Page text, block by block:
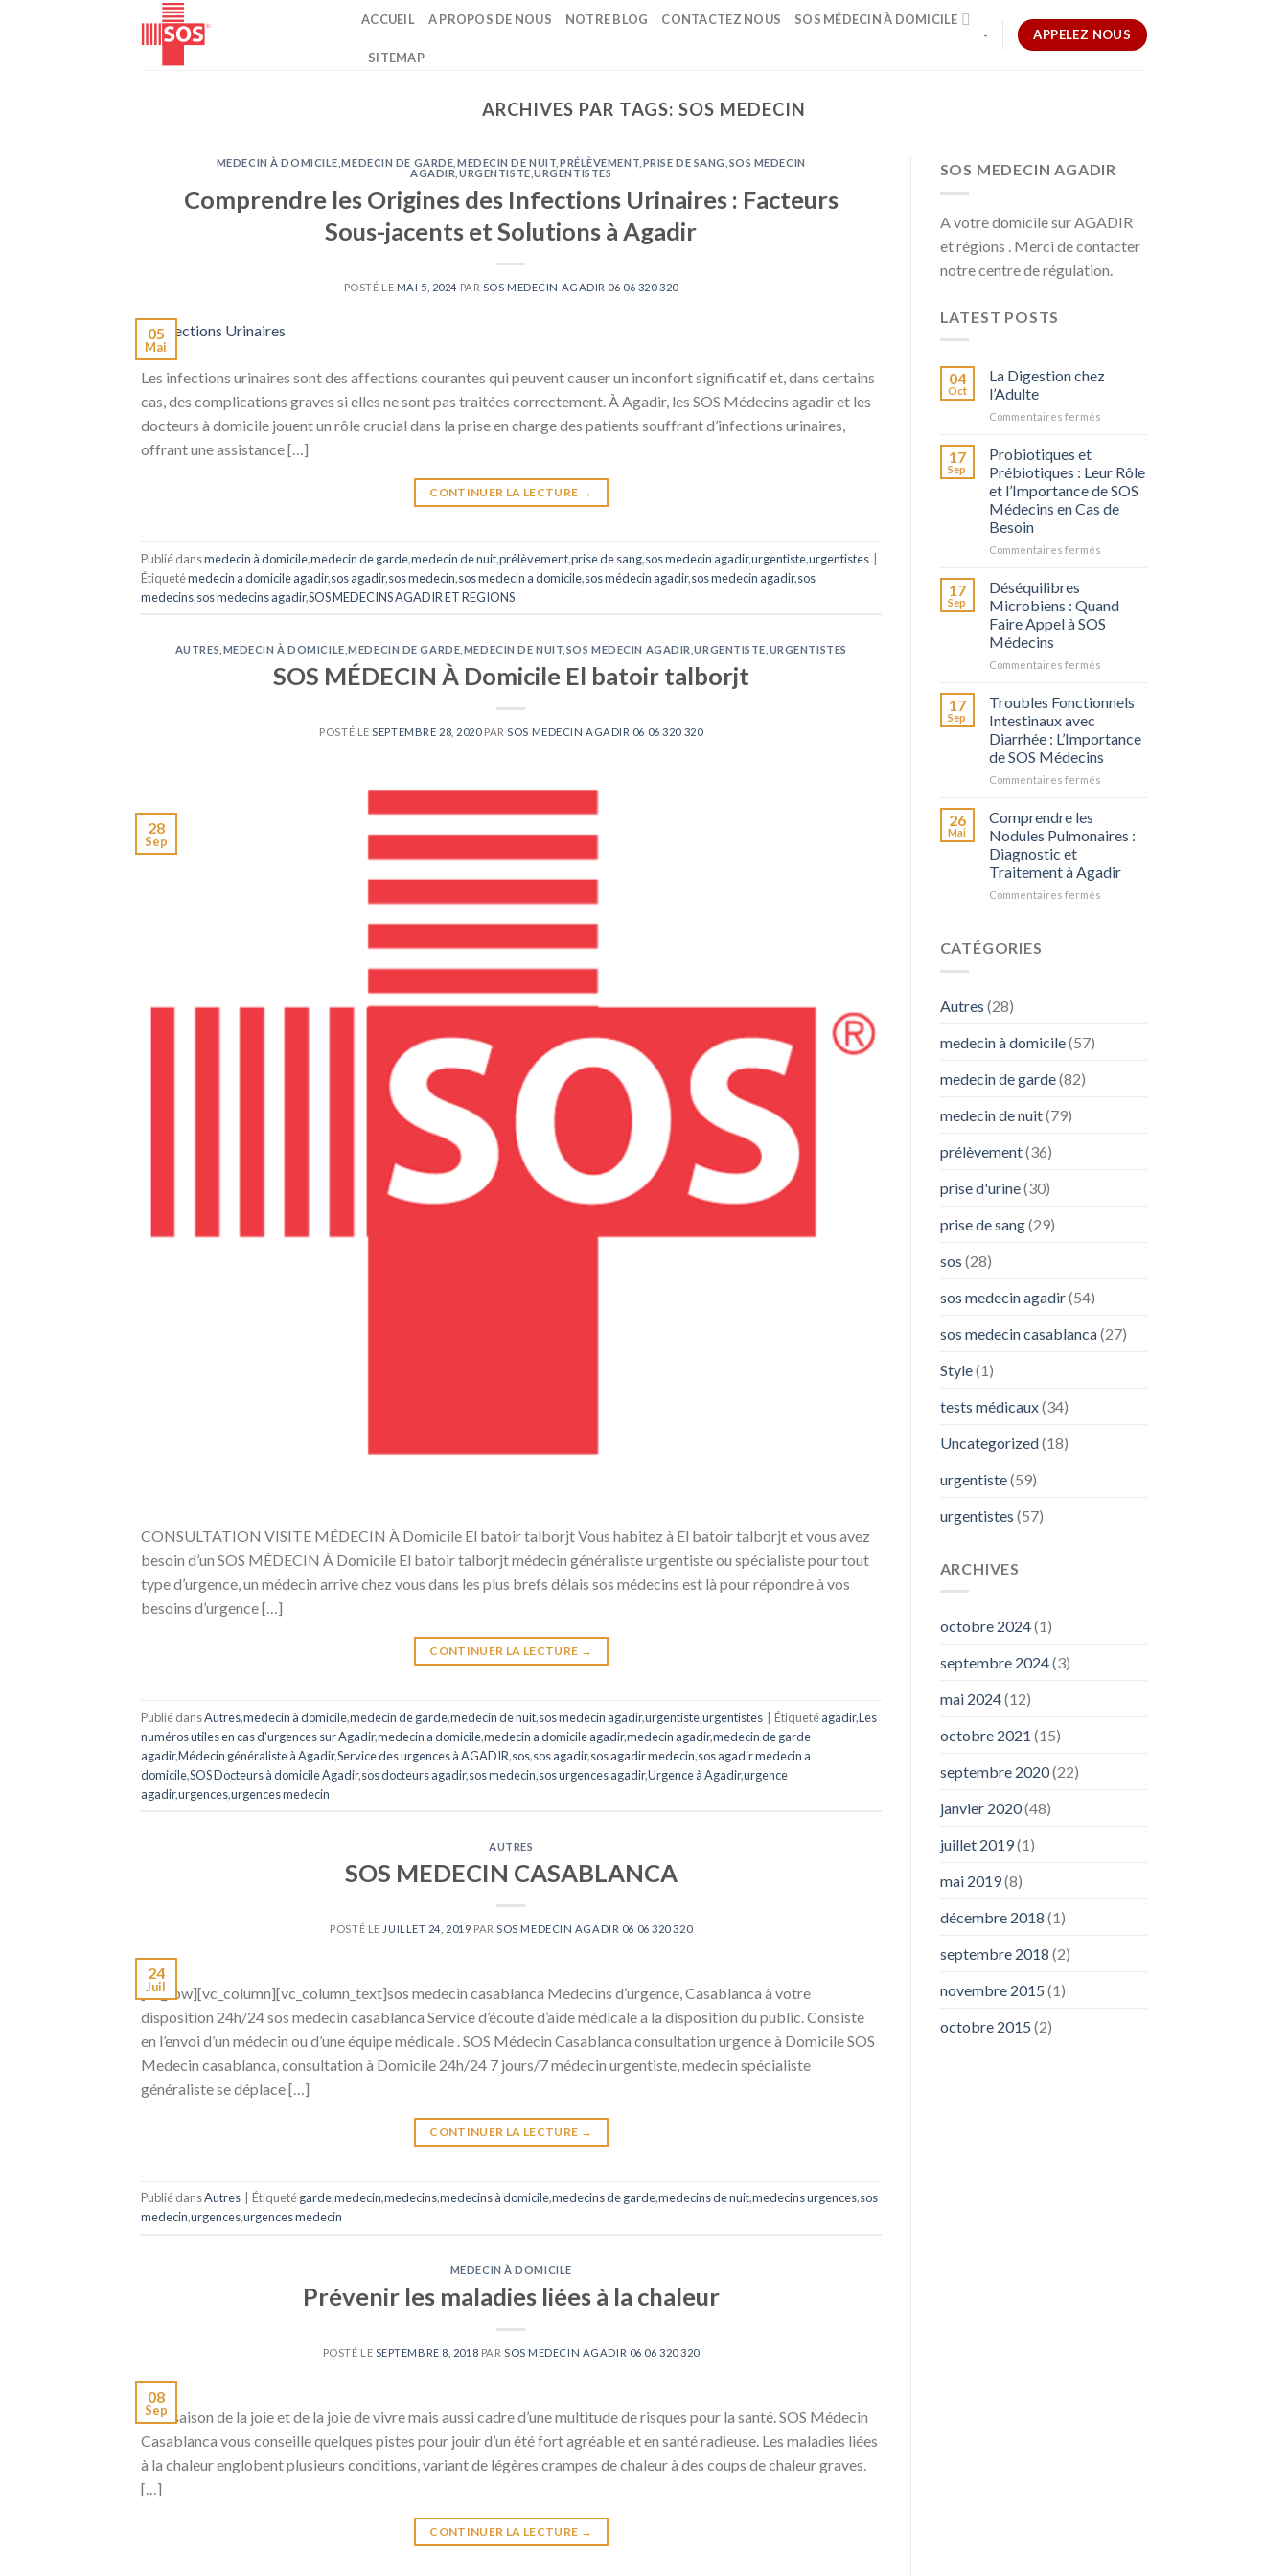
ACCUEIL A PROPOS DE NOUS NOTRE BLOG CONTACTEZ NOUS SOS MÉDECIN À DOMICILE
SITEMAP
- APPELEZ NOUS
ARCHIVES PAR TAGS:SOS MEDECIN
MEDECIN À DOMICILE ,MEDECIN DE GARDE MEDECIN DE NUIT PRÉLÈVEMENT PRISE DE SANG SOS MEDECIN
AGADIR ,URGENTISTE ,URGENTISTES
Comprendre les Origines des Infections Urinaires : Facteurs
Sous-jacents et Solutions à Agadir
POSTÉ LE MAI 5, 2024 PAR SOS MEDECIN AGADIR 06 06 320 320
05
Mai
Les infections urinaires sont des affections courantes qui peuvent causer un inconfort significatif et, dans certains
cas, des complications graves si elles ne sont pas traitées correctement. À Agadir, les SOS Médecins agadir et les
docteurs à domicile jouent un rôle crucial dans la prise en charge des patients souffrant d’infections urinaires,
offrant une assistance […]
CONTINUER LA LECTURE →
Publié dansmedecin à domicile,medecin de garde,medecin de nuit,prélèvement,prise de sang,sos medecin agadir,urgentiste,urgentistes
Étiquetémedecin a domicile agadir,sos agadir,sos medecin,sos medecin a domicile,sos médecin agadir,sos medecin agadir,sos
medecins,sos medecins agadir,SOS MEDECINS AGADIR ET REGIONS
AUTRES MEDECIN À DOMICILE ,MEDECIN DE GARDE MEDECIN DE NUIT SOS MEDECIN AGADIR ,URGENTISTE URGENTISTES
SOS MÉDECIN À Domicile El batoir talborjt
POSTÉ LESEPTEMBRE 28, 2020PARSOS MEDECIN AGADIR 06 06 320 320
28
Sep
CONSULTATION VISITE MÉDECIN À Domicile El batoir talborjt Vous habitez à El batoir talborjt et vous avez
besoin d’un SOS MÉDECIN À Domicile El batoir talborjt médecin généraliste urgentiste ou spécialiste pour tout
type d’urgence, un médecin arrive chez vous dans les plus brefs délais sos médecins est là pour répondre à vos
besoins d’urgence […]
CONTINUER LA LECTURE →
Publié dansAutres,medecin à domicile,medecin de garde,medecin de nuit,sos medecin agadir,urgentiste,urgentistes Étiquetéagadir,Les
numéros utiles en cas d'urgences sur Agadir,medecin a domicile,medecin a domicile agadir,medecin agadir,medecin de garde
agadir,Médecin généraliste à Agadir,Service des urgences à AGADIR,sos,sos agadir,sos agadir medecin,sos agadir medecin a
domicile,SOS Docteurs à domicile Agadir,sos docteurs agadir,sos medecin,sos urgences agadir,Urgence à Agadir,urgence
agadir,urgences,urgences medecin
AUTRES
SOS MEDECIN CASABLANCA
POSTÉ LE JUILLET 24, 2019 PARSOS MEDECIN AGADIR 06 06 320 320
24
Juil
[vc_row][vc_column][vc_column_text]sos medecin casablanca Medecins d’urgence, Casablanca à votre
disposition 24h/24 sos medecin casablanca Service d’écoute d’aide médicale a la disposition du public. Consiste
en l’envoi d’un médecin ou d’une équipe médicale . SOS Médecin Casablanca consultation urgence à Domicile SOS
Medecin casablanca, consultation à Domicile 24h/24 7 jours/7 médecin urgentiste, medecin spécialiste
généraliste se déplace […]
CONTINUER LA LECTURE →
Publié dansAutres Étiquetégarde,medecin,medecins,medecins à domicile,medecins de garde,medecins de nuit,medecins urgences,sos
medecin,urgences,urgences medecin
MEDECIN À DOMICILE
Prévenir les maladies liées à la chaleur
POSTÉ LE SEPTEMBRE 8, 2018 PAR SOS MEDECIN AGADIR 06 06 320 320
08
Sep
L’été saison de la joie et de la joie de vivre mais aussi cadre d’une multitude de risques pour la santé. SOS Médecin
Casablanca vous conseille quelques pistes pour jouir d’un été fort agréable et en santé radieuse. Les maladies liées
à la chaleur englobent plusieurs conditions, variant de légères crampes de chaleur à des coups de chaleur graves.
[…]
CONTINUER LA LECTURE →
SOS MEDECIN AGADIR
A votre domicile sur AGADIR
et régions . Merci de contacter
notre centre de régulation.
LATEST POSTS
04
Oct
La Digestion chez
l’Adulte
Commentaires ferméssur
l’Adulte
17
Sep
Probiotiques et
Prébiotiques : Leur Rôle
et l’Importance de SOS
Médecins en Cas de
Besoin
Commentaires ferméssur
:
Leur
et
SOS
en
Cas
de
17
Sep
Déséquilibres
Microbiens : Quand
Faire Appel à SOS
Médecins
Commentaires ferméssur
Microbiens
Faire
Appel
à
17
Sep
Troubles Fonctionnels
Intestinaux avec
Diarrhée : L’Importance
de SOS Médecins
Commentaires ferméssur
avec
:
L’Importance
26
Mai
Comprendre les
Nodules Pulmonaires :
Diagnostic et
Traitement à Agadir
Commentaires ferméssur
CATÉGORIES
Autres (28)
medecin à domicile(57)
medecin de garde(82)
medecin de nuit(79)
prélèvement(36)
prise d'urine(30)
prise de sang(29)
sos (28)
sos medecin agadir(54)
sos medecin casablanca(27)
Style(1)
tests médicaux(34)
Uncategorized(18)
urgentiste(59)
urgentistes (57)
ARCHIVES
octobre 2024(1)
septembre 2024(3)
mai 2024(12)
octobre 2021 (15)
septembre 2020(22)
janvier 2020(48)
juillet 2019(1)
mai 2019(8)
décembre 2018 (1)
septembre 2018 (2)
novembre 2015 (1)
octobre 2015 (2)